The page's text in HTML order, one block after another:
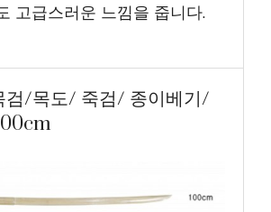
고급스러운 느낌을 줍니다.
검/목도/ 죽검/ 종이베기/